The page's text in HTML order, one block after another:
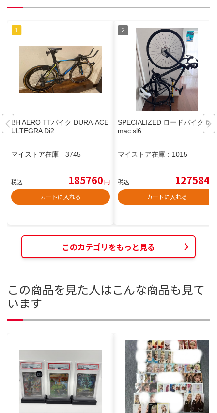
BH AERO TTバイク DURA-ACE
ULTEGRA Di2
マイストア在庫： 3745
税込 185760円
カートに入れる
SPECIALIZED ロードバイク tar
mac sl6
マイストア在庫： 1015
税込 127584
カートに入れる
このカテゴリをもっと見る
この商品を見た人はこんな商品も見て
います